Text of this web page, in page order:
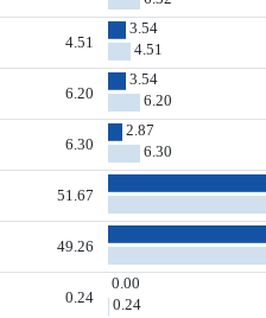
4.51
3.54
4.51
6.20
3.54
6.20
6.30
2.87
6.30
51.67
49.26
0.24
0.00
0.24